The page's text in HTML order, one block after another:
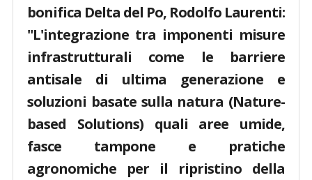
bonifica Delta del Po, Rodolfo Laurenti:
"L'integrazione tra imponenti misure
infrastrutturali come le barriere
antisale di ultima generazione e
soluzioni basate sulla natura (Nature-
based Solutions) quali aree umide,
fasce tampone e pratiche
agronomiche per il ripristino della